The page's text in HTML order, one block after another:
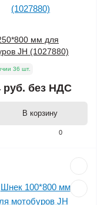
0
мм для
JH (1027880)
36 шт.
руб. без НДС
В корзину